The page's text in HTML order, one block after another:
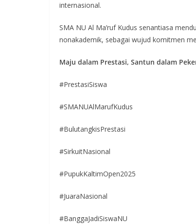
internasional.
SMA NU Al Ma’ruf Kudus senantiasa
nonakademik, sebagai wujud komitmen
Maju dalam Prestasi, Santun dalam
#PrestasiSiswa
#SMANUAlMarufKudus
#BulutangkisPrestasi
#SirkuitNasional
#PupukKaltimOpen2025
#JuaraNasional
#BanggaJadiSiswaNU